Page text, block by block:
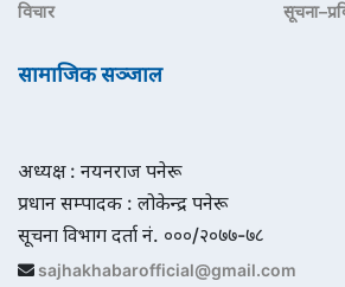
विचार
सामाजिक सञ्जाल
अध्यक्ष : नयनराज पनेरू
प्रधान सम्पादक : लोकेन्द्र पनेरू
सूचना विभाग दर्ता नं. ०००/२०७७-७८
sajhakhabarofficial@gmail.com